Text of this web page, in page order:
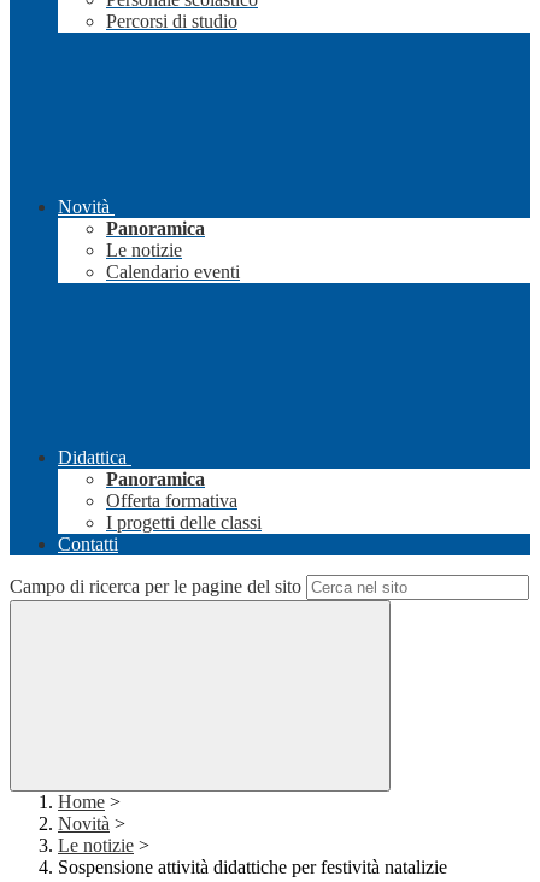
Percorsi di studio
Novità
Panoramica
Le notizie
Calendario eventi
Didattica
Panoramica
Offerta formativa
I progetti delle classi
Contatti
Campo di ricerca per le pagine del sito
Home >
Novità >
Le notizie >
Sospensione attività didattiche per festività natalizie